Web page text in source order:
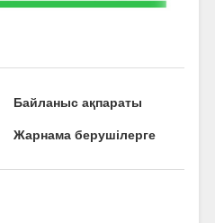
Байланыс ақпараты
Жарнама берушілерге